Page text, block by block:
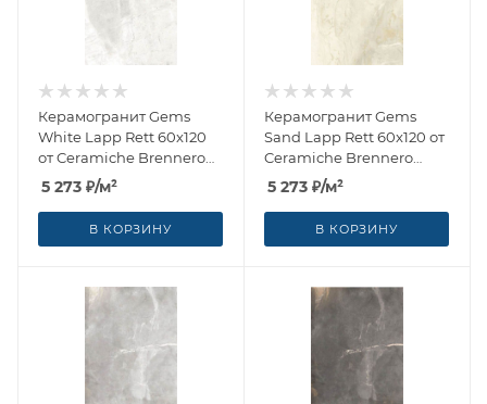
Керамогранит Gems
White Lapp Rett 60x120
от Ceramiche Brennero
(Италия)
5 273 ₽/м²
В КОРЗИНУ
Керамогранит Gems
Sand Lapp Rett 60x120 от
Ceramiche Brennero
(Италия)
5 273 ₽/м²
В КОРЗИНУ